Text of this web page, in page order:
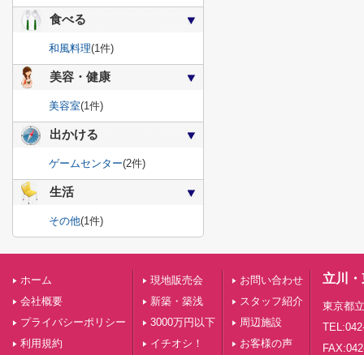
食べる
和風料理(1件)
美容・健康
美容室(1件)
出かける
ゲームセンター(2件)
生活
その他(1件)
ホーム
会社概要
プライバシーポリシー
利用規約
現地販売会
新築・築浅
3000万円以下
イチオシ！
お問い合わせ
スタッフ紹介
周辺施設
お客様の声
立川
東京都